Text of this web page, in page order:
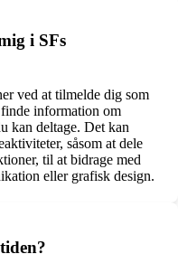
i SFs
ved at tilmelde dig som
information om
kan deltage. Det kan
såsom at dele
til at bidrage med
eller grafisk design.